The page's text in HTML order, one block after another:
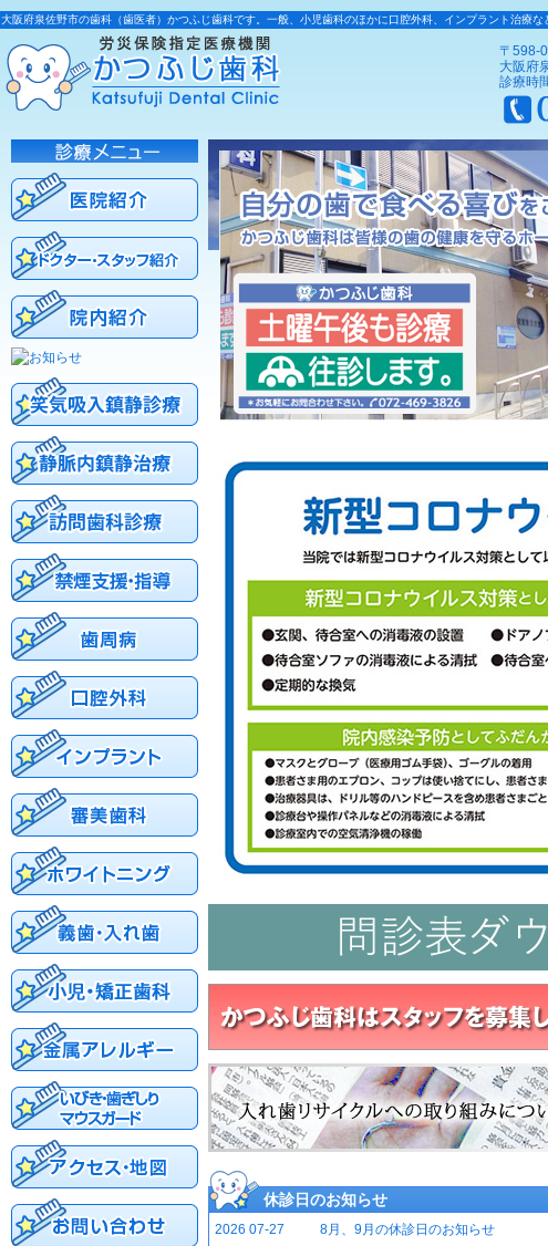
大阪府泉佐野市の歯科（歯医者）かつふじ歯科です。一般、小児歯科のほかに口腔外科、インプラント治療な
〒598-
大阪府
診療時
休診日のお知らせ
2026 07-27 8月、9月の休診日のお知らせ